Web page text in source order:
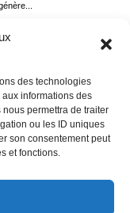
des technologies
informations des
permettra de traiter
ou les ID uniques
son consentement peut
et fonctions.
de leur créer
va vers une
durable. Les
détails...